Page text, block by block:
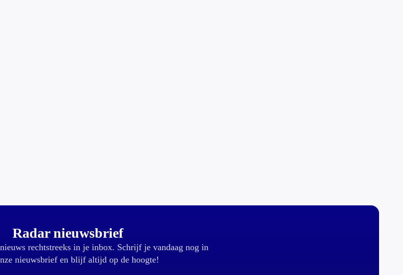
Radar nieuwsbrief
rechtstreeks in je inbox. Schrijf je vandaag nog in
nieuwsbrief en blijf altijd op de hoogte!